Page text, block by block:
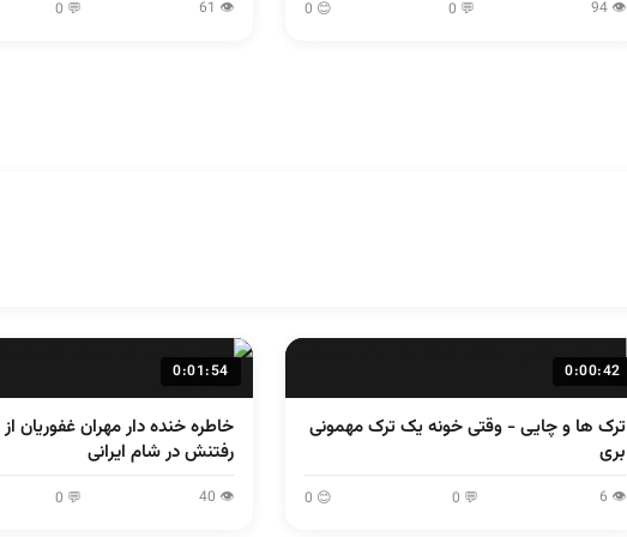
👁 94
💬 0
😊 0
👁 61
💬 0
0:00:42
ترک ها و چایی - وقتی خونه یک ترک مهمونی
بری
👁 6
💬 0
😊 0
0:01:54
خاطره خنده دار مهران غفوریان
رفتنش در شام ایرانی
👁 40
💬 0